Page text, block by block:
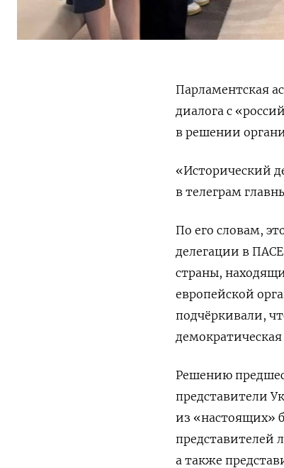
Парламентская
диалога с
в решении
«Исторический
в телеграм
По его словам,
делегации в
страны,
европейской
подчёркивали,
Решению
представители
из «настоящих»
представителей
а также